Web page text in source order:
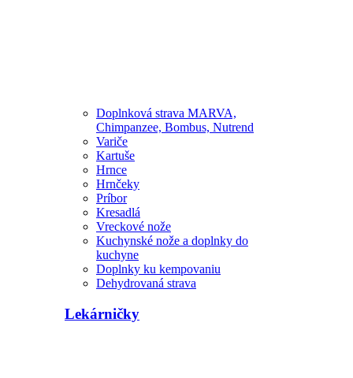
Doplnková strava MARVA,
Chimpanzee, Bombus, Nutrend
Variče
Kartuše
Hrnce
Hrnčeky
Príbor
Kresadlá
Vreckové nože
Kuchynské nože a doplnky do
kuchyne
Doplnky ku kempovaniu
Dehydrovaná strava
Lekárničky